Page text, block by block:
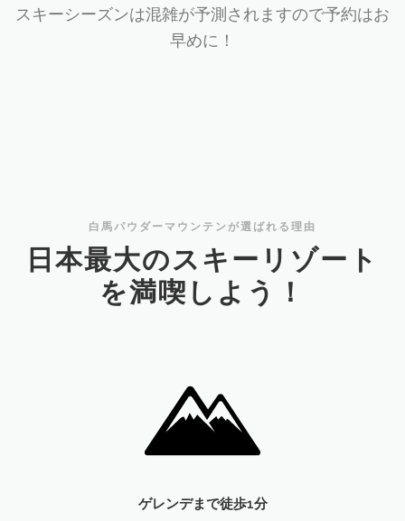
スキーシーズンは混雑が予測されますので予約はお
早めに！
白馬パウダーマウンテンが選ばれる理由
日本最大のスキーリゾート
を満喫しよう！
ゲレンデまで徒歩1分